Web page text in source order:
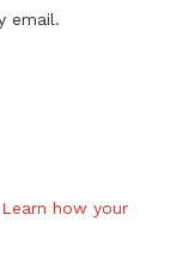
email.
Learn how your